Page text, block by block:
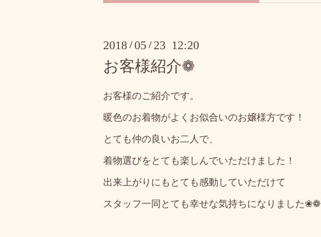
2018 /05 / 23 12:20
お客様紹介❁
お客様のご紹介です。
暖色のお着物がよくお似合いのお嬢様方です！
とても仲の良いお二人で、
着物選びをとても楽しんでいただけました！
出来上がりにもとても感動していただけて
スタッフ一同とても幸せな気持ちになりました❀❁